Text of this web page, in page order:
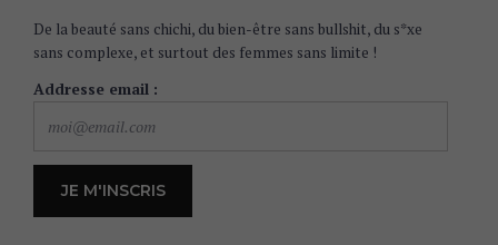
De la beauté sans chichi, du bien-être sans bullshit, du s*xe
sans complexe, et surtout des femmes sans limite !
Addresse email :